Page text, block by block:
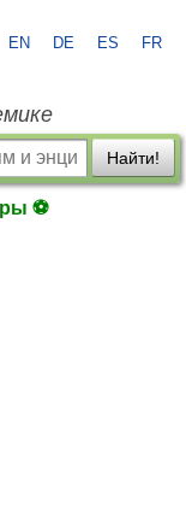
EN DE ES FR
Найти!
⚽